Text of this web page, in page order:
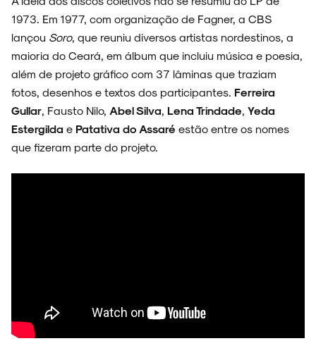
1973. Em 1977, com organização de Fagner, a CBS
lançou Soro, que reuniu diversos artistas nordestinos, a
maioria do Ceará, em álbum que incluiu música e poesia,
além de projeto gráfico com 37 lâminas que traziam
fotos, desenhos e textos dos participantes. Ferreira
Gullar , Fausto Nilo, Abel Silva Lena Trindade Yeda
Estergilda e Patativa do Assaré estão entre os nomes
que fizeram parte do projeto.